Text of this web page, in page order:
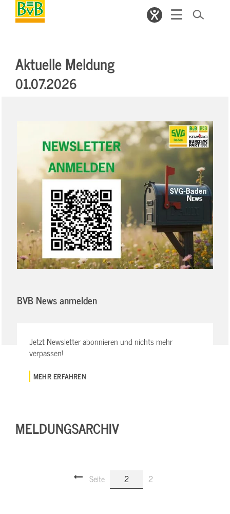
Aktuelle Meldung
01.07.2026
BVB News anmelden
Jetzt Newsletter abonnieren und nichts mehr
verpassen!
MEHR ERFAHREN
MELDUNGSARCHIV
Seite 2 2